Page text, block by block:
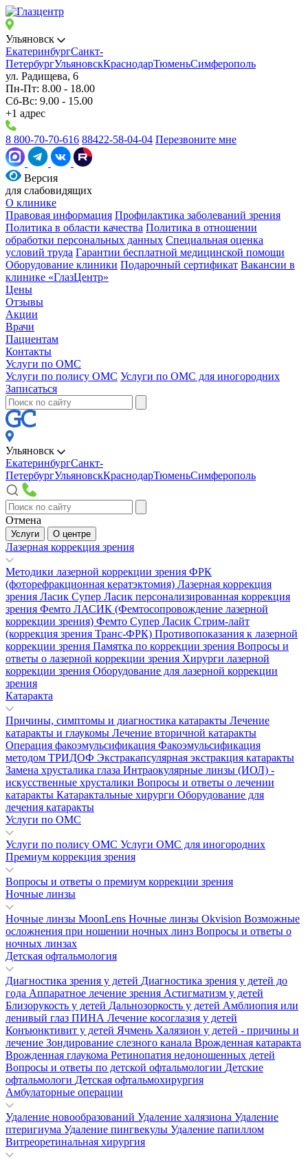
Ульяновск
ЕкатеринбургСанкт-
ПетербургУльяновскКраснодарТюменьСимферополь
ул. Радищева, 6
Пн-Пт: 8.00 - 18.00
Сб-Вс: 9.00 - 15.00
+1 адрес
8 800-70-70-616 88422-58-04-04 Перезвоните мне
Версия
для слабовидящих
О клинике
Правовая информация Профилактика заболеваний зрения
Политика в области качества Политика в отношении
обработки персональных данных Специальная оценка
условий труда Гарантии бесплатной медицинской помощи
Оборудование клиники Подарочный сертификат Вакансии в
клинике «ГлазЦентр»
Цены
Отзывы
Акции
Врачи
Пациентам
Контакты
Услуги по ОМС
Услуги по полису ОМС Услуги по ОМС для иногородних
Записаться
Ульяновск
ЕкатеринбургСанкт-
ПетербургУльяновскКраснодарТюменьСимферополь
Отмена
Услуги О центре
Лазерная коррекция зрения
Методики лазерной коррекции зрения ФРК
(фоторефракционная кератэктомия) Лазерная коррекция
зрения Ласик Супер Ласик персонализированная коррекция
зрения Фемто ЛАСИК (Фемтосопровождение лазерной
коррекции зрения) Фемто Супер Ласик Стрим-лайт
(коррекция зрения Транс-ФРК) Противопоказания к лазерной
коррекции зрения Памятка по коррекции зрения Вопросы и
ответы о лазерной коррекции зрения Хирурги лазерной
коррекции зрения Оборудование для лазерной коррекции
зрения
Катаракта
Причины, симптомы и диагностика катаракты Лечение
катаракты и глаукомы Лечение вторичной катаракты
Операция факоэмульсификация Факоэмульсификация
методом ТРИДОФ Экстракапсулярная экстракция катаракты
Замена хрусталика глаза Интраокулярные линзы (ИОЛ) -
искусственные хрусталики Вопросы и ответы о лечении
катаракты Катарактальные хирурги Оборудование для
лечения катаракты
Услуги по ОМС
Услуги по полису ОМС Услуги ОМС для иногородних
Премиум коррекция зрения
Вопросы и ответы о премиум коррекции зрения
Ночные линзы
Ночные линзы MoonLens Ночные линзы Okvision Возможные
осложнения при ношении ночных линз Вопросы и ответы о
ночных линзах
Детская офтальмология
Диагностика зрения у детей Диагностика зрения у детей до
года Аппаратное лечение зрения Астигматизм у детей
Близорукость у детей Дальнозоркость у детей Амблиопия или
ленивый глаз ПИНА Лечение косоглазия у детей
Конъюнктивит у детей Ячмень Халязион у детей - причины и
лечение Зондирование слезного канала Врожденная катаракта
Врожденная глаукома Ретинопатия недоношенных детей
Вопросы и ответы по детской офтальмологии Детские
офтальмологи Детская офтальмохирургия
Амбулаторные операции
Удаление новообразований Удаление халязиона Удаление
птеригиума Удаление пингвекулы Удаление папиллом
Витреоретинальная хирургия